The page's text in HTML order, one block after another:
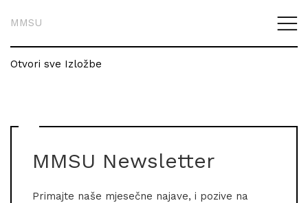
MMSU
Otvori sve Izložbe
MMSU Newsletter
Primajte naše mjesečne najave, i pozive na